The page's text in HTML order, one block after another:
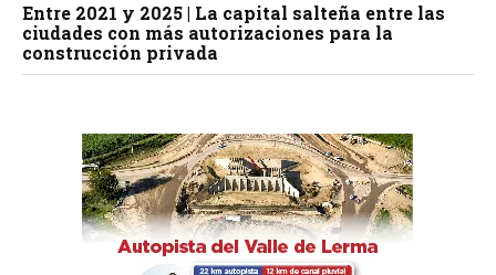
Entre 2021 y 2025 | La capital salteña entre las
ciudades con más autorizaciones para la
construcción privada